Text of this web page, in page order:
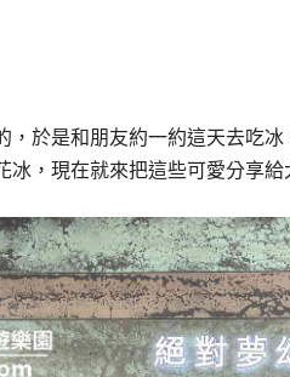
，於是和朋友約一約這天去吃
冰，現在就來把這些可愛分享給